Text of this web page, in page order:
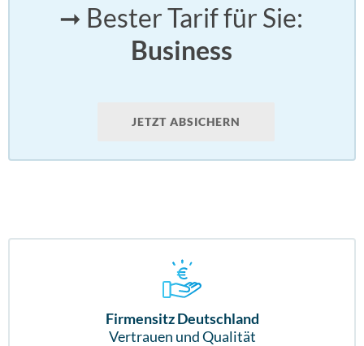
➞ Bester Tarif für Sie:
Business
JETZT ABSICHERN
Firmensitz Deutschland
Vertrauen und Qualität